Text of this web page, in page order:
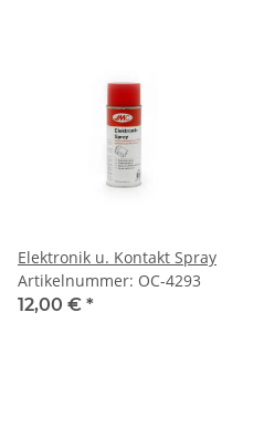
Elektronik u. Kontakt Spray
Artikelnummer: OC-4293
12,00 € *